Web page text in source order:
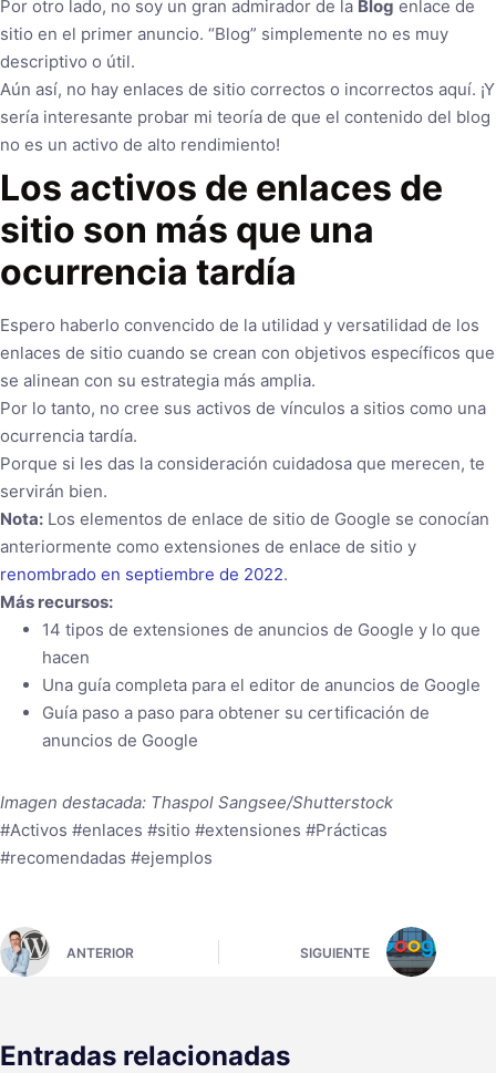
Por otro lado, no soy un gran admirador de la Blog enlace de
sitio en el primer anuncio. “Blog” simplemente no es muy
descriptivo o útil.
Aún así, no hay enlaces de sitio correctos o incorrectos aquí. ¡Y
sería interesante probar mi teoría de que el contenido del blog
no es un activo de alto rendimiento!
Los activos de enlaces de
sitio son más que una
ocurrencia tardía
Espero haberlo convencido de la utilidad y versatilidad de los
enlaces de sitio cuando se crean con objetivos específicos que
se alinean con su estrategia más amplia.
Por lo tanto, no cree sus activos de vínculos a sitios como una
ocurrencia tardía.
Porque si les das la consideración cuidadosa que merecen, te
servirán bien.
Nota: Los elementos de enlace de sitio de Google se conocían
anteriormente como extensiones de enlace de sitio y
renombrado en septiembre de 2022.
Más recursos:
14 tipos de extensiones de anuncios de Google y lo que
hacen
Una guía completa para el editor de anuncios de Google
Guía paso a paso para obtener su certificación de
anuncios de Google
Imagen destacada: Thaspol Sangsee/Shutterstock
#Activos #enlaces #sitio #extensiones #Prácticas
#recomendadas #ejemplos
ANTERIOR SIGUIENTE
Entradas relacionadas